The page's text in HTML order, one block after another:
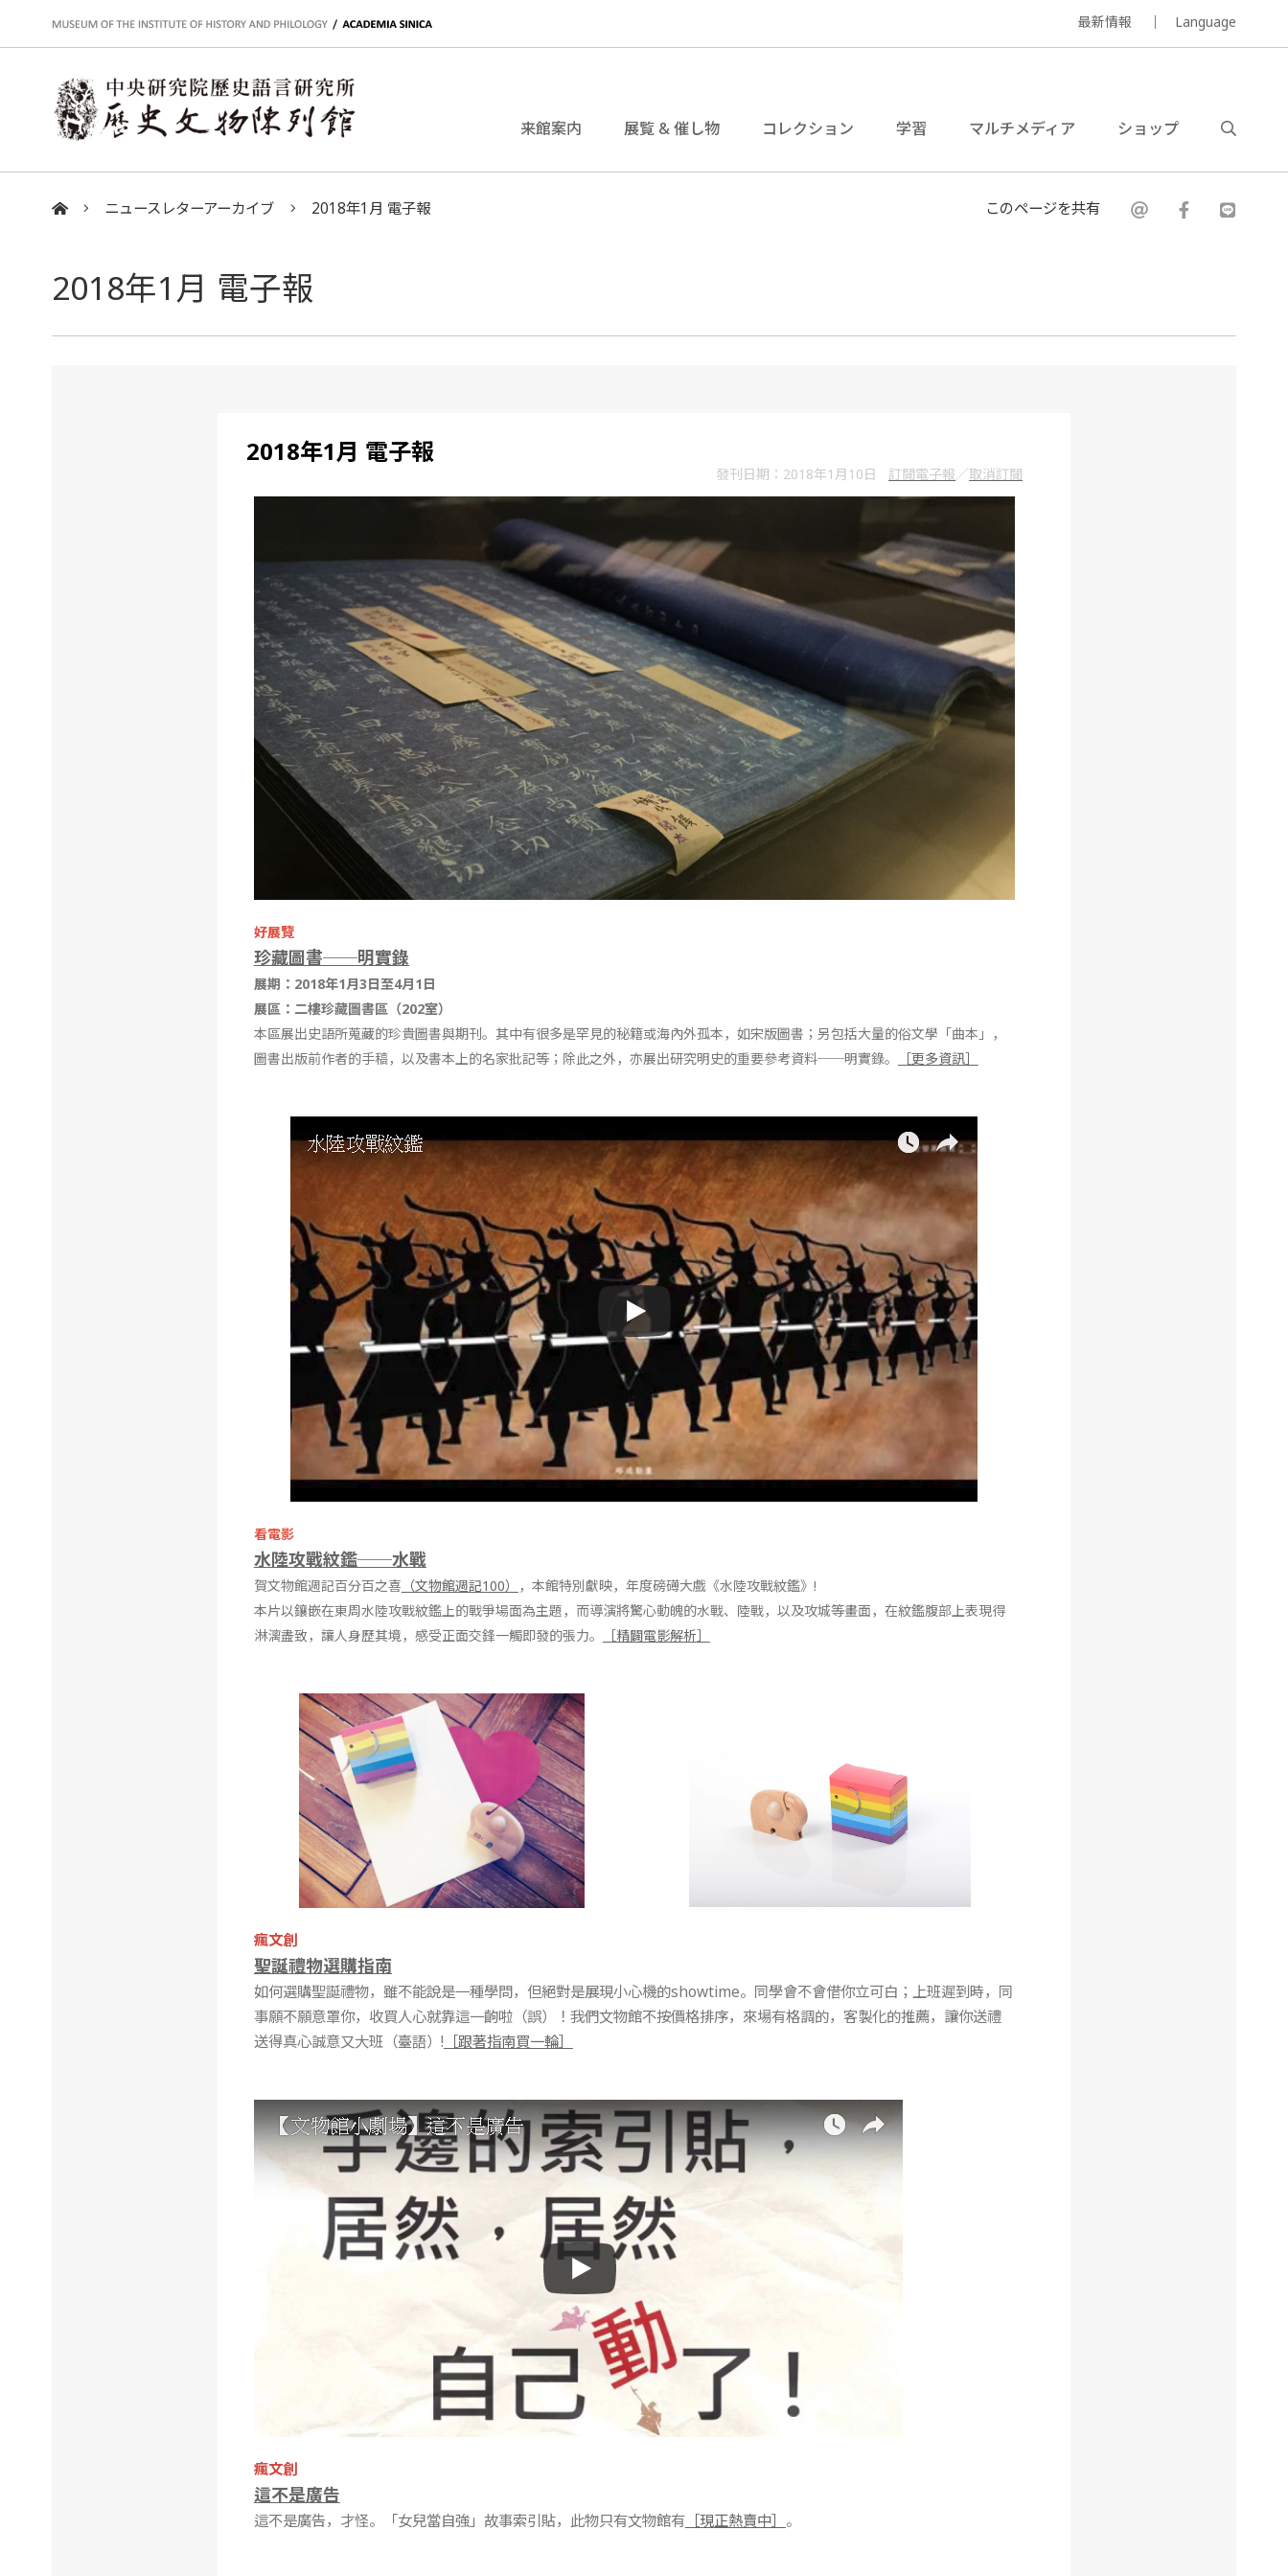
:::
最新情報 Language
来館案内 展覧 & 催し物 コレクション 学習 マルチメディア ショップ
ニュースレターアーカイブ 2018年1月 電子報 このページを共有
2018年1月 電子報
2018年1月 電子報
發刊日期：2018年1月10日 訂閱電子報／取消訂閱
好展覽
珍藏圖書──明實錄
展期：2018年1月3日至4月1日
展區：二樓珍藏圖書區（202室）
本區展出史語所蒐藏的珍貴圖書與期刊。其中有很多是罕見的秘籍或海內外孤本，如宋版圖書；另包括大量的俗文學「曲本」，
圖書出版前作者的手稿，以及書本上的名家批記等；除此之外，亦展出研究明史的重要參考資料──明實錄。
［更多資訊］
看電影
水陸攻戰紋鑑──水戰
賀文物館週記百分百之喜 （文物館週記100）
，本館特別獻映，年度磅礡大戲《水陸攻戰紋鑑》!
本片以鑲嵌在東周水陸攻戰紋鑑上的戰爭場面為主題，而導演將驚心動魄的水戰、陸戰，以及攻城等畫面，在紋鑑腹部上表現得
淋漓盡致，讓人身歷其境，感受正面交鋒一觸即發的張力。
［精闢電影解析］
瘋文創
聖誕禮物選購指南
如何選購聖誕禮物，雖不能說是一種學問，但絕對是展現小心機的showtime。同學會不會借你立可白；上班遲到時，同
事願不願意罩你，收買人心就靠這一齣啦（誤）！我們文物館不按價格排序，來場有格調的，客製化的推薦，讓你送禮
送得真心誠意又大班（臺語）! ［跟著指南買一輪］
瘋文創
這不是廣告
這不是廣告，才怪。「女兒當自強」故事索引貼，此物只有文物館有［現正熱賣中］ 。